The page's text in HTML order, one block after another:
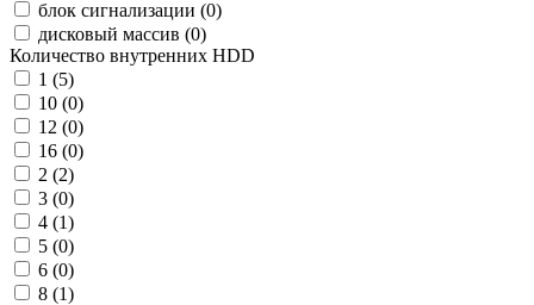
блок сигнализации (0)
дисковый массив (0)
Количество внутренних HDD
1 (5)
10 (0)
12 (0)
16 (0)
2 (2)
3 (0)
4 (1)
5 (0)
6 (0)
8 (1)